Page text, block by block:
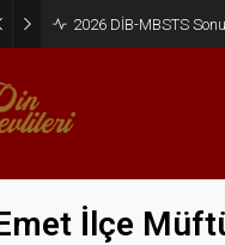
2026 DİB-MBSTS
İlçe